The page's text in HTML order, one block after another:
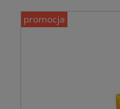
promocja